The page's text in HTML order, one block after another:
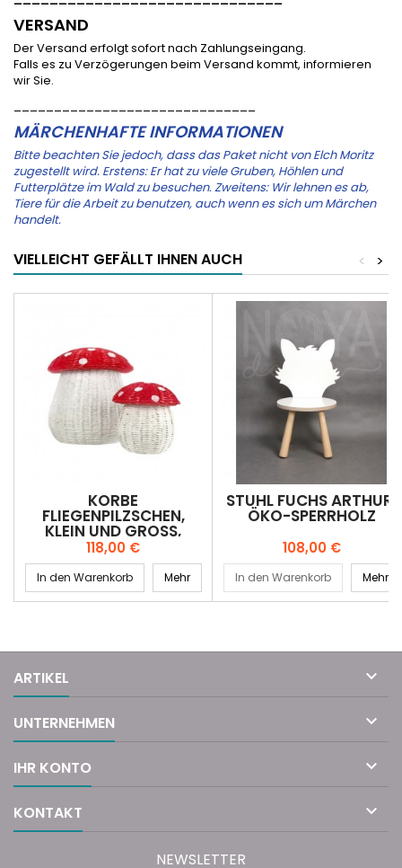
VERSAND
Der Versand erfolgt sofort nach Zahlungseingang.
Falls es zu Verzögerungen beim Versand kommt, informieren
wir Sie.
MÄRCHENHAFTE INFORMATIONEN
Bitte beachten Sie jedoch, dass das Paket nicht von Elch Moritz
zugestellt wird. Erstens: Er hat zu viele Gruben, Höhlen und
Futterplätze im Wald zu besuchen. Zweitens: Wir lehnen es ab,
Tiere für die Arbeit zu benutzen, auch wenn es sich um Märchen
handelt.
VIELLEICHT GEFÄLLT IHNEN AUCH >
<
KÖRBE
FLIEGENPILZSCHEN,
KLEIN UND GROSS, K
OMBI
Preis
118,00 €
In den Warenkorb Mehr
STUHL FUCHS ARTHUR,
ÖKO-SPERRHOLZ
Preis
108,00 €
In den Warenkorb Mehr
ARTIKEL 
UNTERNEHMEN 
IHR KONTO 
KONTAKT 
NEWSLETTER